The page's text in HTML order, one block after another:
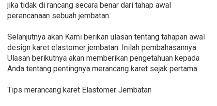
jika tidak di rancang secara benar dari tahap awal
perencanaan sebuah jembatan.
Selanjutnya akan Kami berikan ulasan tentang tahapan awal
design karet elastomer jembatan. Inilah pembahasannya.
Ulasan berikutnya akan memberikan pengetahuan kepada
Anda tentang pentingnya merancang karet sejak pertama.
Tips merancang karet Elastomer Jembatan